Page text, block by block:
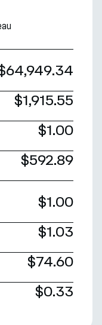
$1,915.55
$1.00
$592.89
$1.00
$1.03
$74.60
$0.33